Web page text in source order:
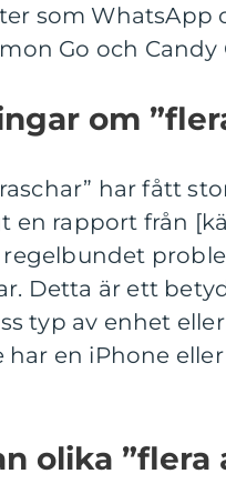
som WhatsApp
Go och Candy
om
har fått
en rapport från
Detta är ett
typ av enhet
har en iPhone
olika ”flera